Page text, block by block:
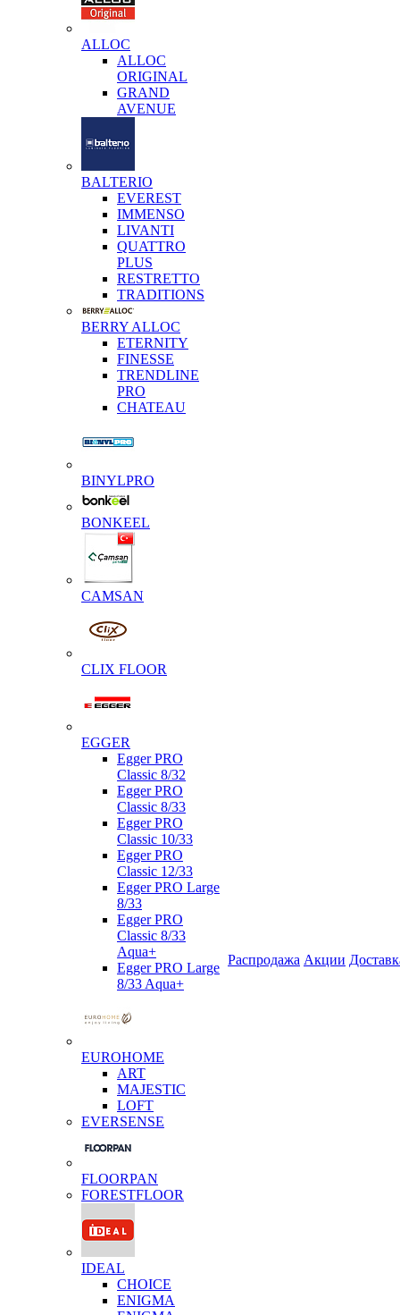
ALLOC
ALLOC
ORIGINAL
GRAND
AVENUE
BALTERIO
EVEREST
IMMENSO
LIVANTI
QUATTRO
PLUS
RESTRETTO
TRADITIONS
BERRY ALLOC
ETERNITY
FINESSE
TRENDLINE
PRO
CHATEAU
BINYLPRO
BONKEEL
CAMSAN
CLIX FLOOR
EGGER
Egger PRO
Classic 8/32
Egger PRO
Classic 8/33
Egger PRO
Classic 10/33
Egger PRO
Classic 12/33
Egger PRO Large
8/33
Egger PRO
Classic 8/33
Aqua+
Egger PRO Large
8/33 Aqua+
EUROHOME
ART
MAJESTIC
LOFT
EVERSENSE
FLOORPAN
FORESTFLOOR
IDEAL
CHOICE
ENIGMA
Распродажа Акции